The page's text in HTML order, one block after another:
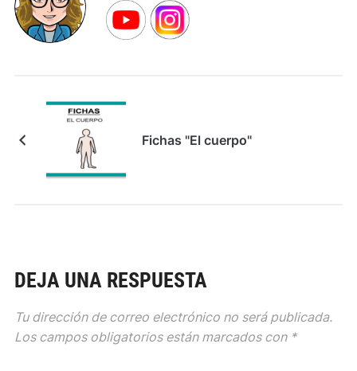
Fichas "El cuerpo"
DEJA UNA RESPUESTA
Tu dirección de correo electrónico no será publicada.
Los campos obligatorios están marcados con *